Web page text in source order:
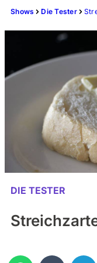
Shows Die Tester
DIE TESTER